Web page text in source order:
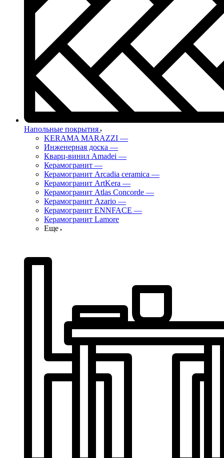
Напольные покрытия
KERAMA MARAZZI —
Инженерная доска —
Кварц-винил Amadei —
Керамогранит —
Керамогранит Arcadia ceramica —
Керамогранит ArtKera —
Керамогранит Atlas Concorde —
Керамогранит Azario —
Керамогранит ENNFACE —
Керамогранит Lamore
Еще